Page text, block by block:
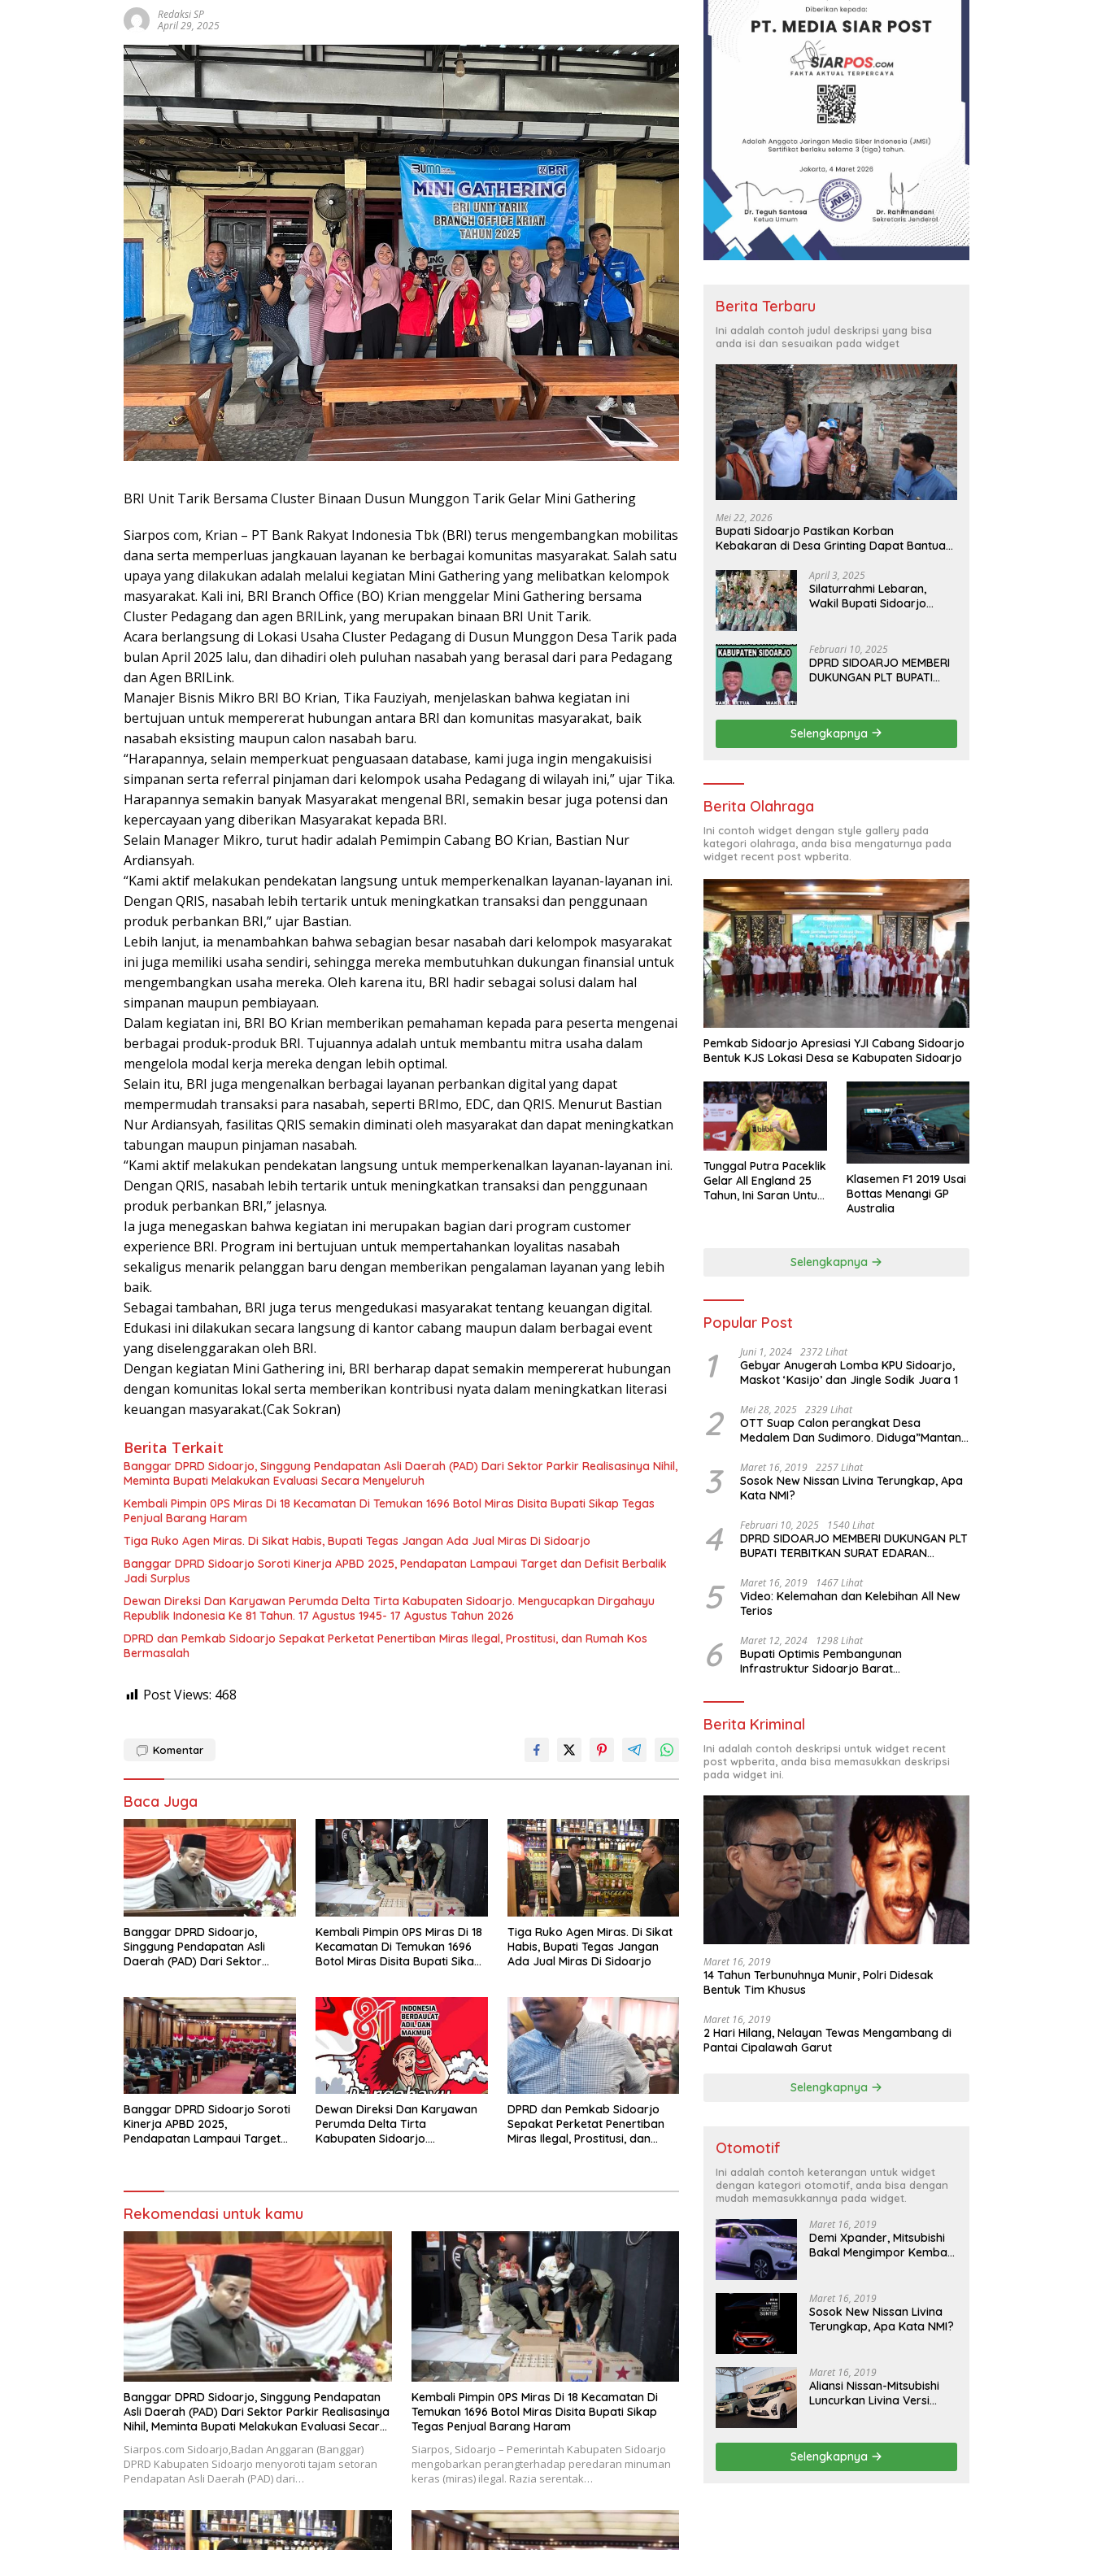
Redaksi SP
April 29, 2025
BRI Unit Tarik Bersama Cluster Binaan Dusun Munggon Tarik Gelar Mini Gathering
Siarpos com, Krian – PT Bank Rakyat Indonesia Tbk (BRI) terus mengembangkan mobilitas
dana serta memperluas jangkauan layanan ke berbagai komunitas masyarakat. Salah satu
upaya yang dilakukan adalah melalui kegiatan Mini Gathering yang melibatkan kelompok
masyarakat. Kali ini, BRI Branch Office (BO) Krian menggelar Mini Gathering bersama
Cluster Pedagang dan agen BRILink, yang merupakan binaan BRI Unit Tarik.
Acara berlangsung di Lokasi Usaha Cluster Pedagang di Dusun Munggon Desa Tarik pada
bulan April 2025 lalu, dan dihadiri oleh puluhan nasabah yang berasal dari para Pedagang
dan Agen BRILink.
Manajer Bisnis Mikro BRI BO Krian, Tika Fauziyah, menjelaskan bahwa kegiatan ini
bertujuan untuk mempererat hubungan antara BRI dan komunitas masyarakat, baik
nasabah eksisting maupun calon nasabah baru.
“Harapannya, selain memperkuat penguasaan database, kami juga ingin mengakuisisi
simpanan serta referral pinjaman dari kelompok usaha Pedagang di wilayah ini,” ujar Tika.
Harapannya semakin banyak Masyarakat mengenal BRI, semakin besar juga potensi dan
kepercayaan yang diberikan Masyarakat kepada BRI.
Selain Manager Mikro, turut hadir adalah Pemimpin Cabang BO Krian, Bastian Nur
Ardiansyah.
“Kami aktif melakukan pendekatan langsung untuk memperkenalkan layanan-layanan ini.
Dengan QRIS, nasabah lebih tertarik untuk meningkatkan transaksi dan penggunaan
produk perbankan BRI,” ujar Bastian.
Lebih lanjut, ia menambahkan bahwa sebagian besar nasabah dari kelompok masyarakat
ini juga memiliki usaha sendiri, sehingga mereka membutuhkan dukungan finansial untuk
mengembangkan usaha mereka. Oleh karena itu, BRI hadir sebagai solusi dalam hal
simpanan maupun pembiayaan.
Dalam kegiatan ini, BRI BO Krian memberikan pemahaman kepada para peserta mengenai
berbagai produk-produk BRI. Tujuannya adalah untuk membantu mitra usaha dalam
mengelola modal kerja mereka dengan lebih optimal.
Selain itu, BRI juga mengenalkan berbagai layanan perbankan digital yang dapat
mempermudah transaksi para nasabah, seperti BRImo, EDC, dan QRIS. Menurut Bastian
Nur Ardiansyah, fasilitas QRIS semakin diminati oleh masyarakat dan dapat meningkatkan
tabungan maupun pinjaman nasabah.
“Kami aktif melakukan pendekatan langsung untuk memperkenalkan layanan-layanan ini.
Dengan QRIS, nasabah lebih tertarik untuk meningkatkan transaksi dan penggunaan
produk perbankan BRI,” jelasnya.
Ia juga menegaskan bahwa kegiatan ini merupakan bagian dari program customer
experience BRI. Program ini bertujuan untuk mempertahankan loyalitas nasabah
sekaligus menarik pelanggan baru dengan memberikan pengalaman layanan yang lebih
baik.
Sebagai tambahan, BRI juga terus mengedukasi masyarakat tentang keuangan digital.
Edukasi ini dilakukan secara langsung di kantor cabang maupun dalam berbagai event
yang diselenggarakan oleh BRI.
Dengan kegiatan Mini Gathering ini, BRI berharap dapat semakin mempererat hubungan
dengan komunitas lokal serta memberikan kontribusi nyata dalam meningkatkan literasi
keuangan masyarakat.(Cak Sokran)
Berita Terkait
Banggar DPRD Sidoarjo, Singgung Pendapatan Asli Daerah (PAD) Dari Sektor Parkir Realisasinya Nihil,
Meminta Bupati Melakukan Evaluasi Secara Menyeluruh
Kembali Pimpin 0PS Miras Di 18 Kecamatan Di Temukan 1696 Botol Miras Disita Bupati Sikap Tegas
Penjual Barang Haram
Tiga Ruko Agen Miras. Di Sikat Habis, Bupati Tegas Jangan Ada Jual Miras Di Sidoarjo
Banggar DPRD Sidoarjo Soroti Kinerja APBD 2025, Pendapatan Lampaui Target dan Defisit Berbalik
Jadi Surplus
Dewan Direksi Dan Karyawan Perumda Delta Tirta Kabupaten Sidoarjo. Mengucapkan Dirgahayu
Republik Indonesia Ke 81 Tahun. 17 Agustus 1945- 17 Agustus Tahun 2026
DPRD dan Pemkab Sidoarjo Sepakat Perketat Penertiban Miras Ilegal, Prostitusi, dan Rumah Kos
Bermasalah
Post Views: 468
Komentar
Baca Juga
Banggar DPRD Sidoarjo,
Singgung Pendapatan Asli
Daerah (PAD) Dari Sektor
Evaluasi Secara Menyeluruh
Kembali Pimpin 0PS Miras Di 18
Kecamatan Di Temukan 1696
Botol Miras Disita Bupati Sikap
Tiga Ruko Agen Miras. Di Sikat
Habis, Bupati Tegas Jangan
Ada Jual Miras Di Sidoarjo
Banggar DPRD Sidoarjo Soroti
Kinerja APBD 2025,
Pendapatan Lampaui Target
Dewan Direksi Dan Karyawan
Perumda Delta Tirta
Kabupaten Sidoarjo.
Tahun 2026
DPRD dan Pemkab Sidoarjo
Sepakat Perketat Penertiban
Miras Ilegal, Prostitusi, dan
Rekomendasi untuk kamu
Banggar DPRD Sidoarjo, Singgung Pendapatan
Asli Daerah (PAD) Dari Sektor Parkir Realisasinya
Nihil, Meminta Bupati Melakukan Evaluasi Secara
Siarpos.com Sidoarjo,Badan Anggaran (Banggar)
DPRD Kabupaten Sidoarjo menyoroti tajam setoran
Pendapatan Asli Daerah (PAD) dari…
Kembali Pimpin 0PS Miras Di 18 Kecamatan Di
Temukan 1696 Botol Miras Disita Bupati Sikap
Tegas Penjual Barang Haram
Siarpos, Sidoarjo – Pemerintah Kabupaten Sidoarjo
mengobarkan perangterhadap peredaran minuman
keras (miras) ilegal. Razia serentak…
Berita Terbaru
Ini adalah contoh judul deskripsi yang bisa
anda isi dan sesuaikan pada widget
Mei 22, 2026
Bupati Sidoarjo Pastikan Korban
Kebakaran di Desa Grinting Dapat Bantuan
April 3, 2025
Silaturrahmi Lebaran,
Wakil Bupati Sidoarjo
Februari 10, 2025
DPRD SIDOARJO MEMBERI
DUKUNGAN PLT BUPATI
OUTDOOR LEARNING
(ODL) TK, PAUD, SD,
SMP/MTS KELUAR KOTA
Selengkapnya
Berita Olahraga
Ini contoh widget dengan style gallery pada
kategori olahraga, anda bisa mengaturnya pada
widget recent post wpberita.
Pemkab Sidoarjo Apresiasi YJI Cabang Sidoarjo
Bentuk KJS Lokasi Desa se Kabupaten Sidoarjo
Tunggal Putra Paceklik
Gelar All England 25
Tahun, Ini Saran Untuk
Klasemen F1 2019 Usai
Bottas Menangi GP
Australia
Selengkapnya
Popular Post
1 Juni 1, 2024 2372 Lihat
Gebyar Anugerah Lomba KPU Sidoarjo,
Maskot ‘Kasijo’ dan Jingle Sodik Juara 1
2 Mei 28, 2025 2329 Lihat
OTT Suap Calon perangkat Desa
Medalem Dan Sudimoro. Diduga”Mantan
3 Maret 16, 2019 2257 Lihat
Sosok New Nissan Livina Terungkap, Apa
Kata NMI?
4 Februari 10, 2025 1540 Lihat
DPRD SIDOARJO MEMBERI DUKUNGAN PLT
BUPATI TERBITKAN SURAT EDARAN
(ODL) TK, PAUD, SD, SMP/MTS KELUAR
KOTA
5 Maret 16, 2019 1467 Lihat
Video: Kelemahan dan Kelebihan All New
Terios
6 Maret 12, 2024 1298 Lihat
Bupati Optimis Pembangunan
Infrastruktur Sidoarjo Barat
Berita Kriminal
Ini adalah contoh deskripsi untuk widget recent
post wpberita, anda bisa memasukkan deskripsi
pada widget ini.
Maret 16, 2019
14 Tahun Terbunuhnya Munir, Polri Didesak
Bentuk Tim Khusus
Maret 16, 2019
2 Hari Hilang, Nelayan Tewas Mengambang di
Pantai Cipalawah Garut
Selengkapnya
Otomotif
Ini adalah contoh keterangan untuk widget
dengan kategori otomotif, anda bisa dengan
mudah memasukkannya pada widget.
Maret 16, 2019
Demi Xpander, Mitsubishi
Bakal Mengimpor Kembali
Maret 16, 2019
Sosok New Nissan Livina
Terungkap, Apa Kata NMI?
Maret 16, 2019
Aliansi Nissan-Mitsubishi
Luncurkan Livina Versi
Selengkapnya